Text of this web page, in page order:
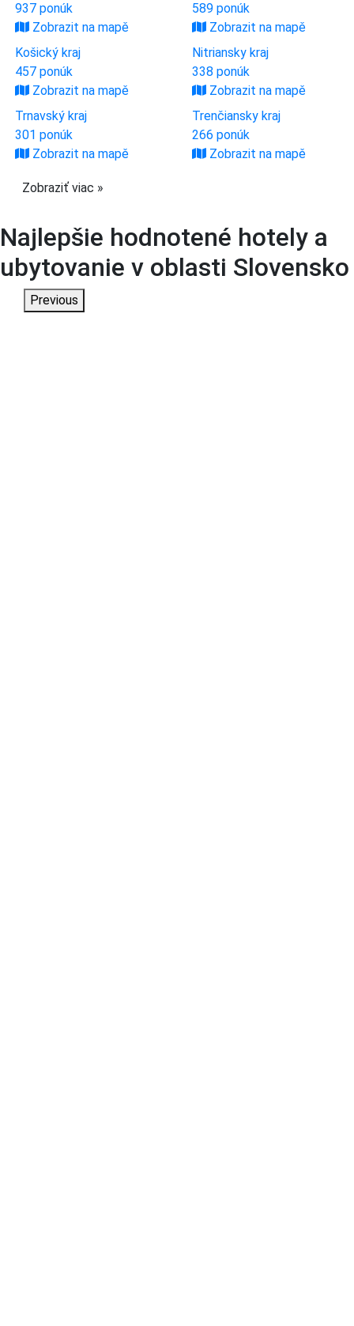
937 ponúk
Zobrazit na mapě
589 ponúk
Zobrazit na mapě
Košický kraj
457 ponúk
Zobrazit na mapě
Nitriansky kraj
338 ponúk
Zobrazit na mapě
Trnavský kraj
301 ponúk
Zobrazit na mapě
Trenčiansky kraj
266 ponúk
Zobrazit na mapě
Zobraziť viac »
Najlepšie hodnotené hotely a
ubytovanie v oblasti Slovensko
Previous